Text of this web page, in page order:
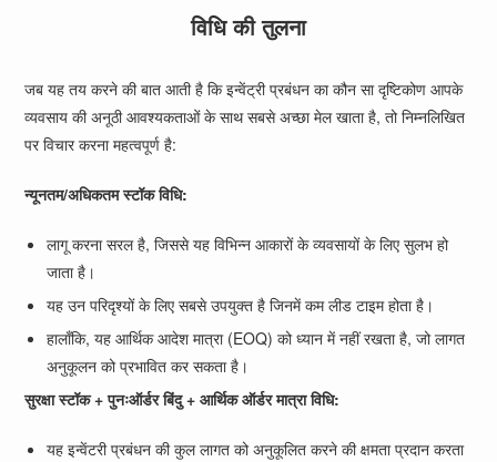
विधि की तुलना
जब यह तय करने की बात आती है कि इन्वेंट्री प्रबंधन का कौन सा दृष्टिकोण आपके
व्यवसाय की अनूठी आवश्यकताओं के साथ सबसे अच्छा मेल खाता है, तो निम्नलिखित
पर विचार करना महत्वपूर्ण है:
न्यूनतम/अधिकतम स्टॉक विधि:
लागू करना सरल है, जिससे यह विभिन्न आकारों के व्यवसायों के लिए सुलभ हो
जाता है।
यह उन परिदृश्यों के लिए सबसे उपयुक्त है जिनमें कम लीड टाइम होता है।
हालाँकि, यह आर्थिक आदेश मात्रा (EOQ) को ध्यान में नहीं रखता है, जो लागत
अनुकूलन को प्रभावित कर सकता है।
सुरक्षा स्टॉक + पुनःऑर्डर बिंदु + आर्थिक ऑर्डर मात्रा विधि:
यह इन्वेंटरी प्रबंधन की कुल लागत को अनुकूलित करने की क्षमता प्रदान करता